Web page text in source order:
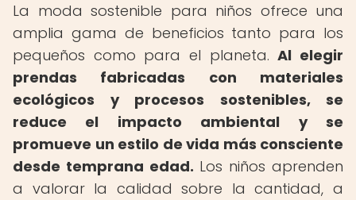
La moda sostenible para niños ofrece una
amplia gama de beneficios tanto para los
pequeños como para el planeta.Al elegir
prendas fabricadas con materiales
ecológicos y procesos sostenibles, se
reduce el impacto ambiental y se
promueve un estilo de vida más consciente
desde temprana edad. Los niños aprenden
a valorar la calidad sobre la cantidad, a